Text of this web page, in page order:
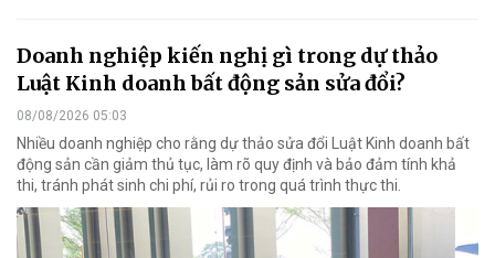
Doanh nghiệp kiến nghị gì trong dự thảo
Luật Kinh doanh bất động sản sửa đổi?
08/08/2026 05:03
Nhiều doanh nghiệp cho rằng dự thảo sửa đổi Luật Kinh doanh bất
động sản cần giảm thủ tục, làm rõ quy định và bảo đảm tính khả
thi, tránh phát sinh chi phí, rủi ro trong quá trình thực thi.